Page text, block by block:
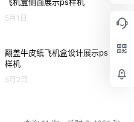
飞机盒侧面展示ps样机
5月1日
翻盖牛皮纸飞机盒设计展示ps
样机
5月2日